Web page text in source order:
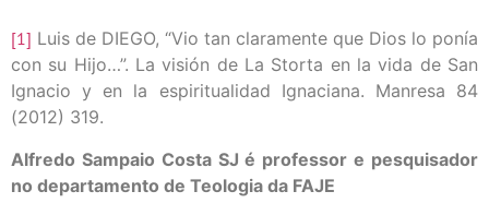
[1] Luis de DIEGO, “Vio tan claramente que Dios lo ponía
con su Hijo…”. La visión de La Storta en la vida de San
Ignacio y en la espiritualidad Ignaciana. Manresa 84
(2012) 319.
Alfredo Sampaio Costa SJ é professor e pesquisador
no departamento de Teologia da FAJE